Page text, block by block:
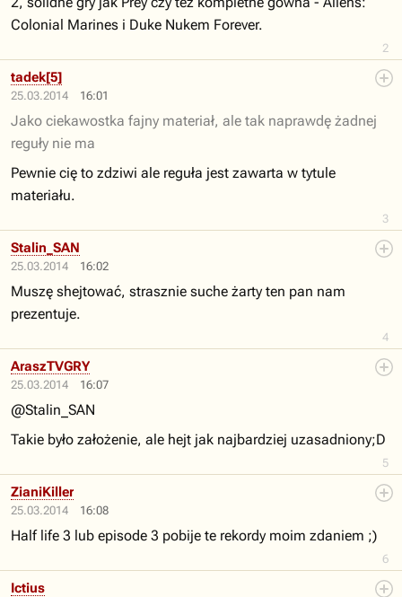
2
Colonial Marines i Duke Nukem Forever.
25.03.2014 16:01
3
tadek[5]
Jako ciekawostka fajny materiał, ale tak naprawdę żadnej
reguły nie ma
Pewnie cię to zdziwi ale reguła jest zawarta w tytule
materiału.
25.03.2014 16:02
4
Stalin_SAN
Muszę shejtować, strasznie suche żarty ten pan nam
prezentuje.
25.03.2014 16:07
5
AraszTVGRY
@Stalin_SAN
Takie było założenie, ale hejt jak najbardziej uzasadniony;D
25.03.2014 16:08
6
ZianiKiller
Half life 3 lub episode 3 pobije te rekordy moim zdaniem ;)
Ictius